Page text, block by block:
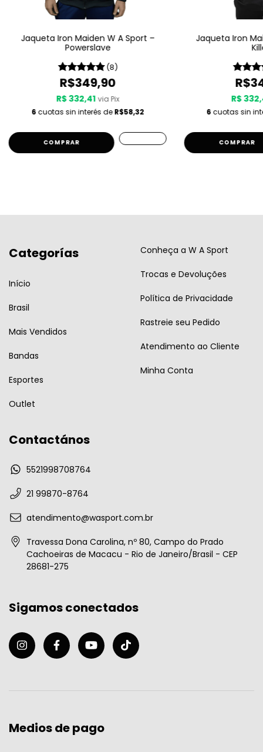
Jaqueta Iron Maiden W A Sport –
Powerslave
(8)
R$349,90
R$ 332,41 via Pix
6 cuotas sin interés deR$58,32
COMPRAR
Jaqueta Iron
R$
6 cuotas sin
COMPRAR
Categorías
Início
Brasil
Mais Vendidos
Bandas
Esportes
Outlet
Conheça a W A Sport
Trocas e Devoluções
Política de Privacidade
Rastreie seu Pedido
Atendimento ao Cliente
Minha Conta
Contactános
5521998708764
21 99870-8764
atendimento@wasport.com.br
Travessa Dona Carolina, nº 80, Campo do Prado
Cachoeiras de Macacu - Rio de Janeiro/Brasil - CEP
28681-275
Sigamos conectados
Medios de pago